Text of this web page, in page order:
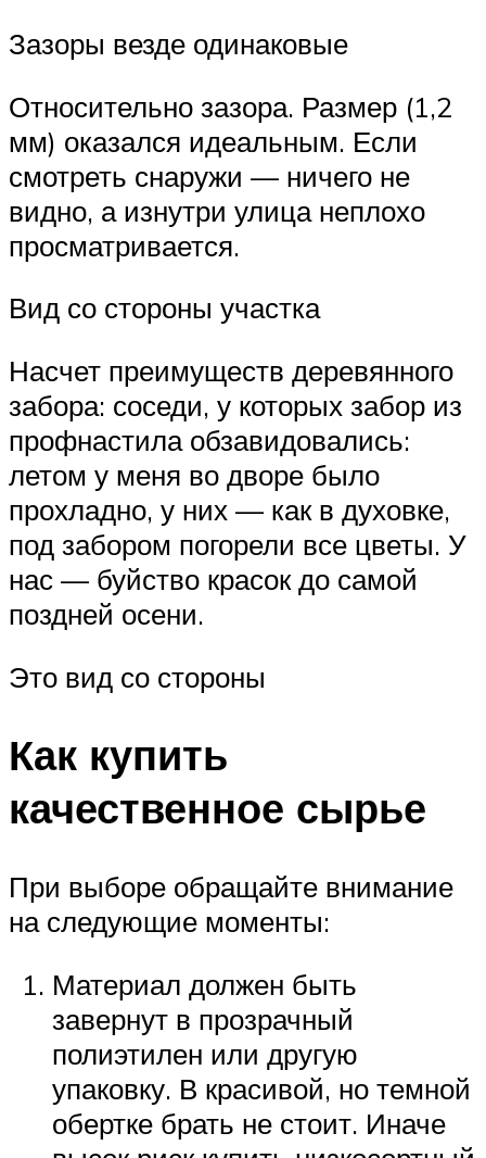
Зазоры везде одинаковые
Относительно зазора. Размер (1,2
мм) оказался идеальным. Если
смотреть снаружи — ничего не
видно, а изнутри улица неплохо
просматривается.
Вид со стороны участка
Насчет преимуществ деревянного
забора: соседи, у которых забор из
профнастила обзавидовались:
летом у меня во дворе было
прохладно, у них — как в духовке,
под забором погорели все цветы. У
нас — буйство красок до самой
поздней осени.
Это вид со стороны
Как купить
качественное сырье
При выборе обращайте внимание
на следующие моменты:
Материал должен быть
завернут в прозрачный
полиэтилен или другую
упаковку. В красивой, но темной
обертке брать не стоит. Иначе